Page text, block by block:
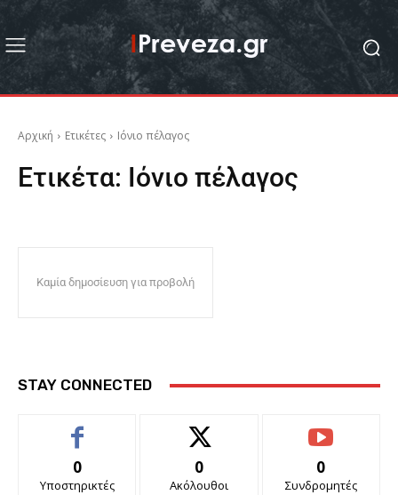
Αρχική Ετικέτες Ιόνιο πέλαγος
Ετικέτα: Ιόνιο πέλαγος
Καμία δημοσίευση για προβολή
STAY CONNECTED
0
Υποστηρικτές
0
Ακόλουθοι
0
Συνδρομητές